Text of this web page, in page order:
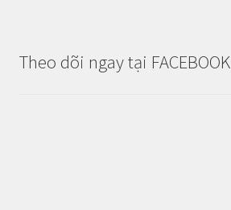
Theo dõi ngay tại FACEBOOK